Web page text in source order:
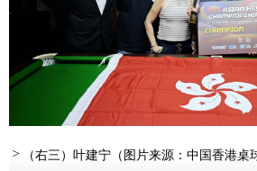
（右三）叶建宁（图片来源：中国香港